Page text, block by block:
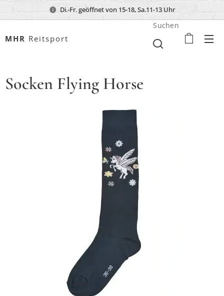
Di.-Fr. geöffnet von 15-18, Sa.11-13 Uhr
MHR Reitsport
Suchen
Socken Flying Horse